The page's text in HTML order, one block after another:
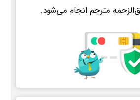
مترجم انجام می‌شود.